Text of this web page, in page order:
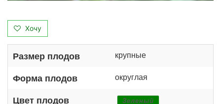
Хочу
Размер плодов крупные
Форма плодов округлая
Цвет плодов Зеленый